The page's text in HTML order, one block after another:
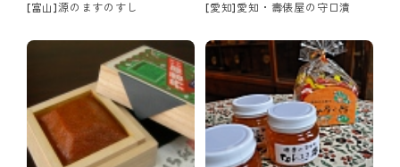
[富山]源のますのすし [愛知]愛知・壽俵屋の守口漬